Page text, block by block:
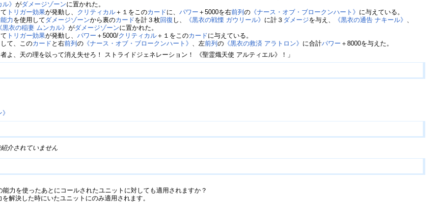
ル》がダメージゾーンに置かれた。
トリガー効果が発動し、 クリティカル ＋１をこのカードに、パワー ＋5000を右前列の 《ナース・オブ・ブロークンハート》 に与えている。
力 を使用してダメージゾーンから裏のカードを計３枚回復 し、 《黒衣の戦慄 ガウリール》 に計３ ダメージを与え、 《黒衣の通告 ナキール》 、
黒衣の稲妻 ムンカル》がダメージゾーンに置かれた。
トリガー効果が発動し、パワー ＋5000/クリティカル ＋１をこのカードに与えている。
て、このカード と右前列の 《ナース・オブ・ブロークンハート》 、左前列の 《黒衣の救済 アラトロン》 に合計パワー ＋8000を与えた。
よ、天の理を以って消え失せろ！ ストライドジェネレーション！ 《聖霊熾天使 アルティエル》！」
介されていません
力を使ったあとにコールされたユニットに対しても適用されますか？
解決した時にいたユニットにのみ適用されます。